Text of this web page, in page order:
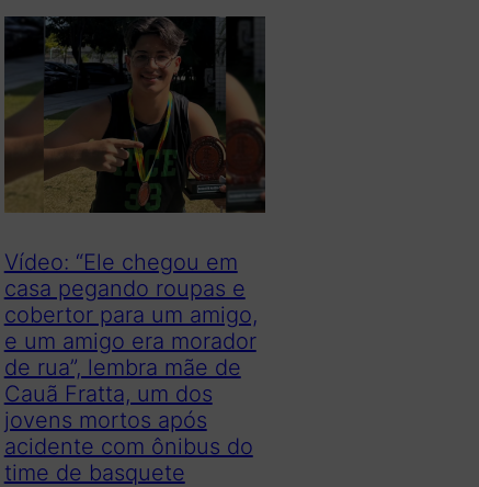
Vídeo: “Ele chegou em
casa pegando roupas e
cobertor para um amigo,
e um amigo era morador
de rua”, lembra mãe de
Cauã Fratta, um dos
jovens mortos após
acidente com ônibus do
time de basquete